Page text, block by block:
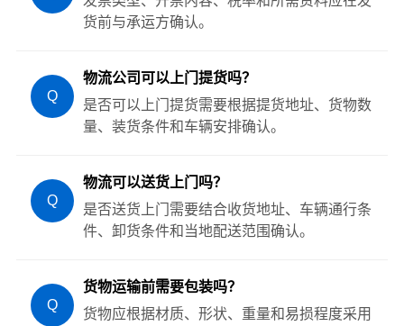
货前与承运方确认。
Q
物流公司可以上门提货吗？
是否可以上门提货需要根据提货地址、货物数
量、装货条件和车辆安排确认。
Q
物流可以送货上门吗？
是否送货上门需要结合收货地址、车辆通行条
件、卸货条件和当地配送范围确认。
Q
货物运输前需要包装吗？
货物应根据材质、形状、重量和易损程度采用